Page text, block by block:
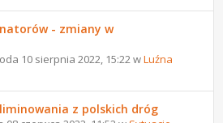
- zmiany w
10 sierpnia 2022, 15:22 wLuźna
z polskich dróg